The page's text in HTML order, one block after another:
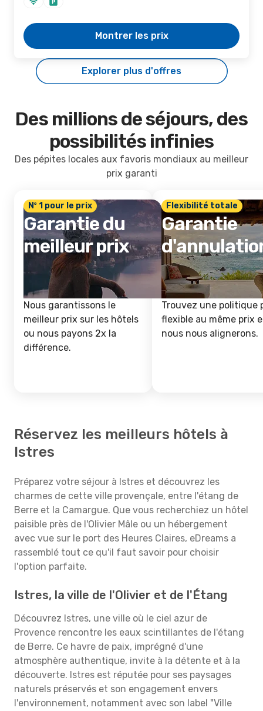
Montrer les prix
Explorer plus d'offres
Des millions de séjours, des
possibilités infinies
Des pépites locales aux favoris mondiaux au meilleur
prix garanti
Nº 1 pour le prix
Garantie du
meilleur prix
Nous garantissons le
meilleur prix sur les hôtels
ou nous payons 2x la
différence.
Flexibilité totale
Garantie
Trouvez une politique
flexible au même prix
nous nous alignerons.
Réservez les meilleurs hôtels à
Istres
Préparez votre séjour à Istres et découvrez les
charmes de cette ville provençale, entre l'étang de
Berre et la Camargue. Que vous recherchiez un hôtel
paisible près de l'Olivier Mâle ou un hébergement
avec vue sur le port des Heures Claires, eDreams a
rassemblé tout ce qu'il faut savoir pour choisir
l'option parfaite.
Istres, la ville de l'Olivier et de l'Étang
Découvrez Istres, une ville où le ciel azur de
Provence rencontre les eaux scintillantes de l'étang
de Berre. Ce havre de paix, imprégné d'une
atmosphère authentique, invite à la détente et à la
découverte. Istres est réputée pour ses paysages
naturels préservés et son engagement envers
l'environnement, notamment avec son label "Ville